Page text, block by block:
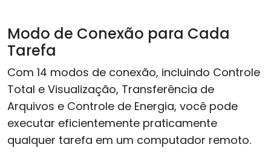
Modo de Conexão para Cada
Tarefa
Com 14 modos de conexão, incluindo Controle
Total e Visualização, Transferência de
Arquivos e Controle de Energia, você pode
executar eficientemente praticamente
qualquer tarefa em um computador remoto.